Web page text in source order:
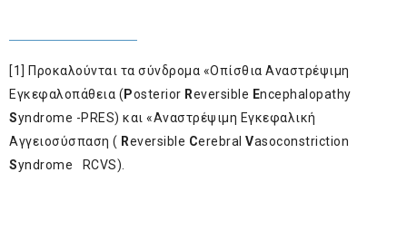
[1] Προκαλούνται τα σύνδρομα «Οπίσθια Αναστρέψιμη
Εγκεφαλοπάθεια ( Posterior Reversible Encephalopathy
Syndrome -PRES) και «Αναστρέψιμη Εγκεφαλική
Αγγειοσύσπαση ( Reversible Cerebral Vasoconstriction
Syndrome RCVS).